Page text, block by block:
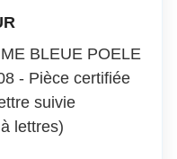
BLEUE POELE
- Pièce certifiée
suivie
lettres)